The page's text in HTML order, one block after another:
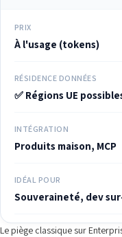
PRIX
À l'usage (tokens)
RÉSIDENCE DONNÉES
✅ Régions UE
INTÉGRATION
Produits maison, MCP
IDÉAL POUR
Souveraineté, dev
Le piège classique sur